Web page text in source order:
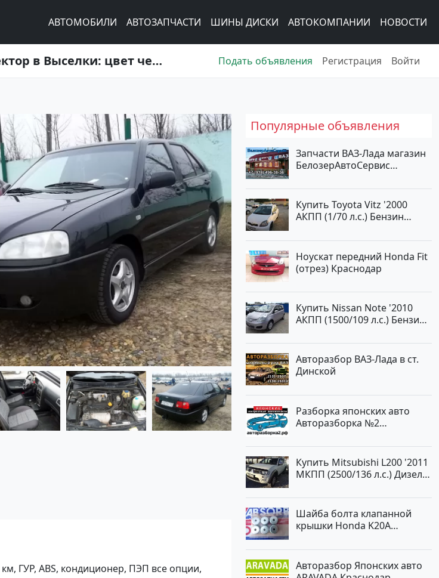
АВТОМОБИЛИ АВТОЗАПЧАСТИ ШИНЫ ДИСКИ АВТОКОМПАНИИ НОВОСТИ
Купить Chery Amulet 1600 см3 МКПП (88 л.с.) Бензин инжектор в Выселки: цвет черный Седан 2007 года по цене 165000 рублей, объявление №5673 на сайте Авторынок23 Подать объявления Регистрация Войти
ГУР, АBS, кондиционер, ПЭП все опции,
Популярные объявления
Запчасти ВАЗ-Лада магазин
БелозерАвтоСервис
Купить Toyota Vitz '2000
АКПП (1/70 л.с.) Бензин
Белый Хетчбэк по цене
194000 рублей, объявление
№15521 на сайте
Авторынок23
Ноускат передний Honda Fit
(отрез) Краснодар
Купить Nissan Note '2010
АКПП (1500/109 л.с.) Бензин
ЛАВАНДА Хетчбэк по цене
419000 рублей, объявление
№1457 на сайте
Авторынок23
Авторазбор ВАЗ-Лада в ст.
Динской
Разборка японских авто
Авторазборка №2
Купить Mitsubishi L200 '2011
МКПП (2500/136 л.с.) Дизель
цвет белый Пикап по цене
1000000 рублей, объявление
№562 на сайте Авторынок23
Шайба болта клапанной
крышки Honda K20A
Авторазбор Японских авто